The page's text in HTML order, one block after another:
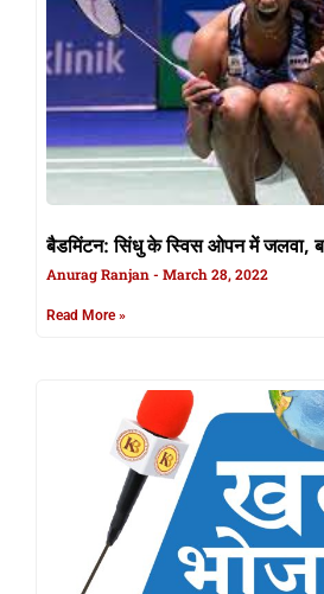
बैडमिंटन: सिंधु के स्विस ओपन में जलवा,
Anurag Ranjan March 28, 2022
Read More »